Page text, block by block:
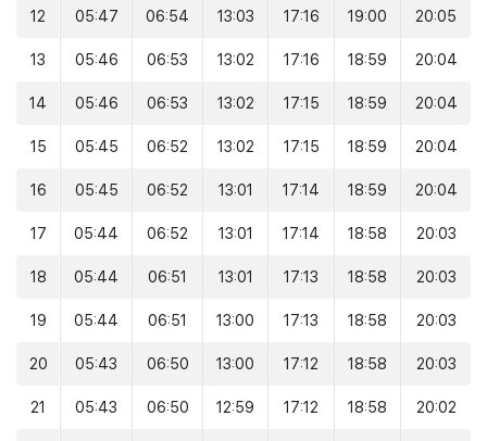
12 05:47 06:54 13:03 17:16 19:00 20:05
13 05:46 06:53 13:02 17:16 18:59 20:04
14 05:46 06:53 13:02 17:15 18:59 20:04
15 05:45 06:52 13:02 17:15 18:59 20:04
16 05:45 06:52 13:01 17:14 18:59 20:04
17 05:44 06:52 13:01 17:14 18:58 20:03
18 05:44 06:51 13:01 17:13 18:58 20:03
19 05:44 06:51 13:00 17:13 18:58 20:03
20 05:43 06:50 13:00 17:12 18:58 20:03
21 05:43 06:50 12:59 17:12 18:58 20:02